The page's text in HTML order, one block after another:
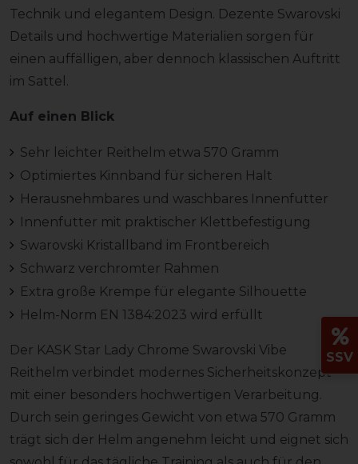
Technik und elegantem Design. Dezente Swarovski
Details und hochwertige Materialien sorgen für
einen auffälligen, aber dennoch klassischen Auftritt
im Sattel.
Auf einen Blick
Sehr leichter Reithelm etwa 570 Gramm
Optimiertes Kinnband für sicheren Halt
Herausnehmbares und waschbares Innenfutter
Innenfutter mit praktischer Klettbefestigung
Swarovski Kristallband im Frontbereich
Schwarz verchromter Rahmen
Extra große Krempe für elegante Silhouette
Helm-Norm EN 1384:2023 wird erfüllt
Der KASK Star Lady Chrome Swarovski Vibe
Reithelm verbindet modernes Sicherheitskonzept
mit einer besonders hochwertigen Verarbeitung.
Durch sein geringes Gewicht von etwa 570 Gramm
trägt sich der Helm angenehm leicht und eignet sich
SSV